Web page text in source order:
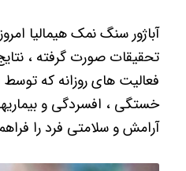
آباژور سنگ نمک هیمالیا
تحقیقات صورت گرفته ،
فعالیت های روزانه که
خستگی ، افسردگی و
آرامش و سلامتی فرد را